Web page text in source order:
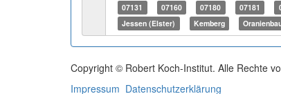
07131
07160 07180 07181
Jessen (Elster)
Kemberg
Copyright © Robert Koch-Institut. Alle Rechte
Impressum Datenschutzerklärung